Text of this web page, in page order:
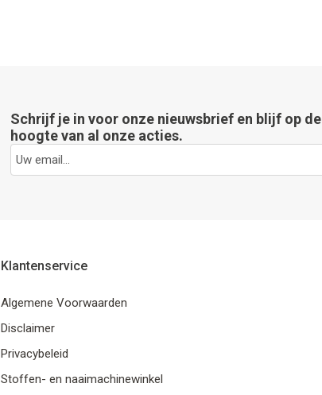
Schrijf je in voor onze nieuwsbrief en blijf op de
hoogte van al onze acties.
Klantenservice
Algemene Voorwaarden
Disclaimer
Privacybeleid
Stoffen- en naaimachinewinkel